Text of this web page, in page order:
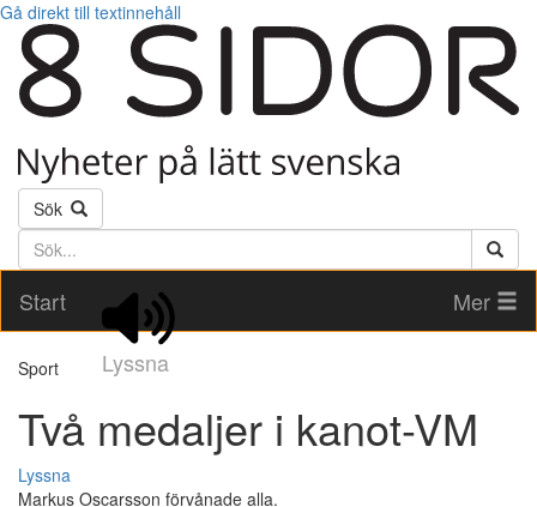
Gå direkt till textinnehåll
Sök
Söktext
Start
Lyssna
Mer
Sport
Två medaljer i kanot-VM
Lyssna
Markus Oscarsson förvånade alla.